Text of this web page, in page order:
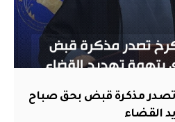
مذكرة قبض بحق صباح
القضاء